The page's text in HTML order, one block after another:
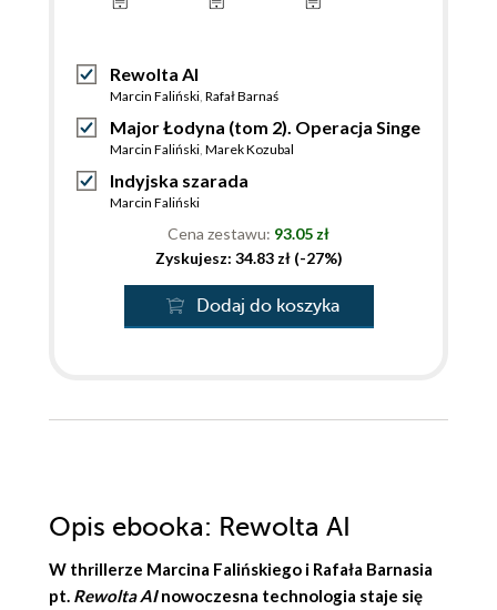
Rewolta AI
Marcin Faliński Rafał Barnaś
Major Łodyna (tom 2). Operacja Singe
Marcin Faliński Marek Kozubal
Indyjska szarada
Marcin Faliński
Cena zestawu: 93.05 zł
Zyskujesz: 34.83 zł (-27%)
Dodaj do koszyka
Opis ebooka: Rewolta AI
W thrillerze Marcina Falińskiego i Rafała Barnasia
pt. Rewolta AInowoczesna technologia staje się